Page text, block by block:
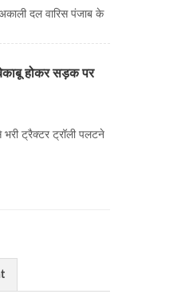
दल वारिस पंजाब के
होकर सड़क पर
ट्रैक्टर ट्रॉली पलटने